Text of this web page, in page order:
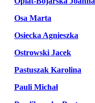
Osa Marta
Osiecka Agnieszka
Ostrowski Jacek
Pastuszak Karolina
Pauli Michał